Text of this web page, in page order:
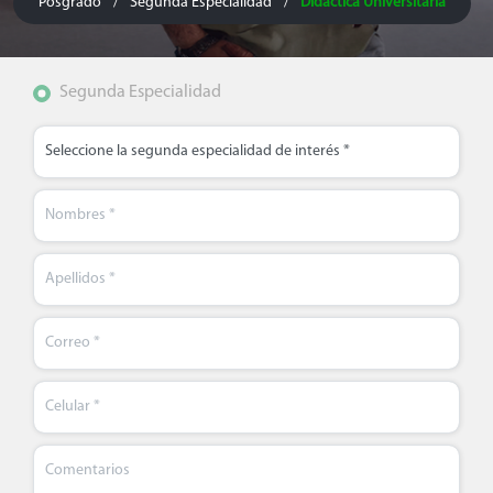
Segunda Especialidad